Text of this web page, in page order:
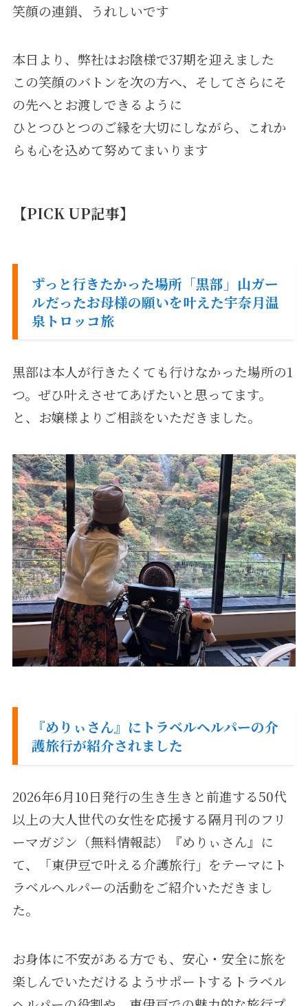
笑顔の連鎖、うれしいです
本日より、弊社はお陰様で37期を迎えました
この笑顔のバトンを次の方へ、そしてさらにそ
の先へとお渡しできるように
ひとつひとつのご縁を大切にしながら、これか
らも心を込めて努めてまいります
【PICK UP記事】
ずっと行きたかった場所「黒部」山ガー
ルだったお母様の願いを叶えた宇奈月温
泉トロッコ旅
黒部は本人が行きたくても行けなかった場所の1
つ。ぜひ叶えさせてあげたいと思ってます。
と、お嬢様よりご相談をいただきました。
『めりぃさん』にトラベルヘルパーの介
護旅行が紹介されました
2026年6月10日発行の生き生きと前進する50代
以上の大人世代の女性を応援する隔月刊のフリ
ーマガジン（無料情報誌）『めりぃさん』に
て、「東伊豆で叶える介護旅行」をテーマにト
ラベルヘルパーの活動をご紹介いただきまし
た。
お身体に不安がある方でも、安心・安全に旅を
楽しんでいただけるようサポートするトラベル